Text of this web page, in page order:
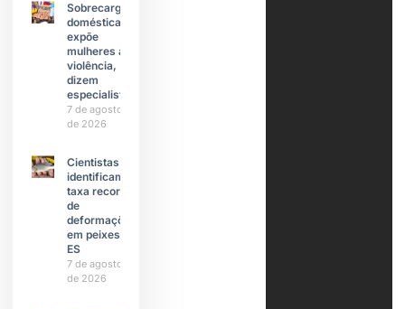
Sobrecarga
doméstica
expõe
mulheres à
violência,
dizem
especialistas
7 de agosto
de 2026
Cientistas
identificam
taxa recorde
de
deformações
em peixes do
ES
7 de agosto
de 2026